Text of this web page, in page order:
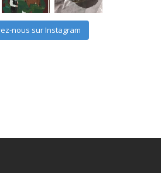
nous sur Instagram